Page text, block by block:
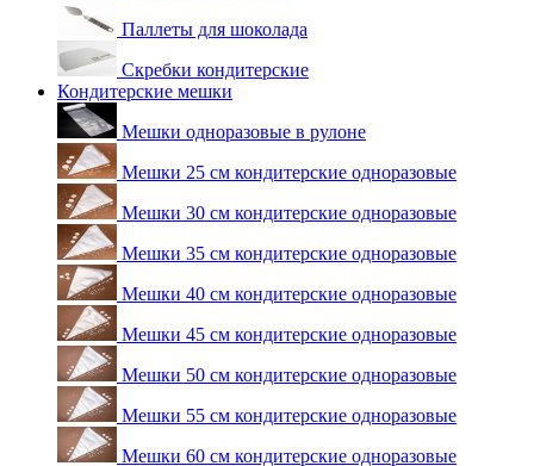
Паллеты для шоколада
Скребки кондитерские
Кондитерские мешки
Мешки одноразовые в рулоне
Мешки 25 см кондитерские одноразовые
Мешки 30 см кондитерские одноразовые
Мешки 35 см кондитерские одноразовые
Мешки 40 см кондитерские одноразовые
Мешки 45 см кондитерские одноразовые
Мешки 50 см кондитерские одноразовые
Мешки 55 см кондитерские одноразовые
Мешки 60 см кондитерские одноразовые